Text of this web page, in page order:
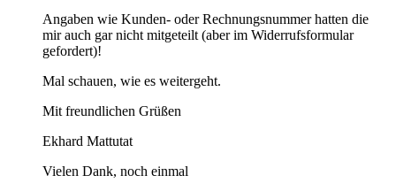
Angaben wie Kunden- oder Rechnungsnummer hatten die
mir auch gar nicht mitgeteilt (aber im Widerrufsformular
gefordert)!
Mal schauen, wie es weitergeht.
Mit freundlichen Grüßen
Ekhard Mattutat
Vielen Dank, noch einmal